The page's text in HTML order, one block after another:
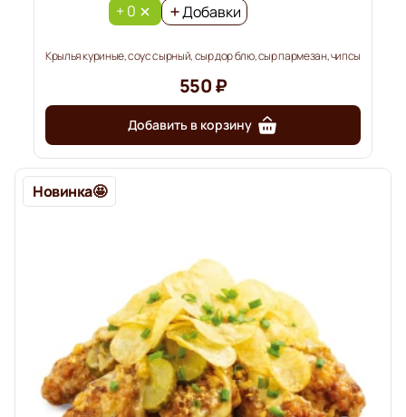
+ 0 Добавки
Крылья куриные, соус сырный, сыр дор блю, сыр пармезан, чипсы
550 ₽
Добавить в корзину
Новинка🤩